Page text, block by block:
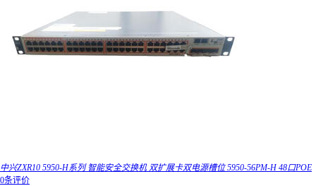
中兴ZXR10 5950-H系列 智能安全交换机 双扩展卡双电源槽位 5950-56PM-H 48口POE
0条评价